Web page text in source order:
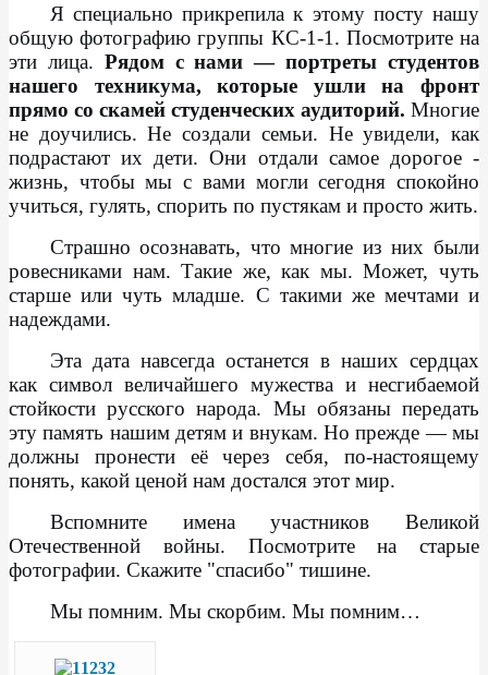
Я специально прикрепила к этому посту нашу
общую фотографию группы КС-1-1. Посмотрите на
эти лица. Рядом с нами — портреты студентов
нашего техникума, которые ушли на фронт
прямо со скамей студенческих аудиторий. Многие
не доучились. Не создали семьи. Не увидели, как
подрастают их дети. Они отдали самое дорогое -
жизнь, чтобы мы с вами могли сегодня спокойно
учиться, гулять, спорить по пустякам и просто жить.
Страшно осознавать, что многие из них были
ровесниками нам. Такие же, как мы. Может, чуть
старше или чуть младше. С такими же мечтами и
надеждами.
Эта дата навсегда останется в наших сердцах
как символ величайшего мужества и несгибаемой
стойкости русского народа. Мы обязаны передать
эту память нашим детям и внукам. Но прежде — мы
должны пронести её через себя, по-настоящему
понять, какой ценой нам достался этот мир.
Вспомните имена участников Великой
Отечественной войны. Посмотрите на старые
фотографии. Скажите "спасибо" тишине.
Мы помним. Мы скорбим. Мы помним…